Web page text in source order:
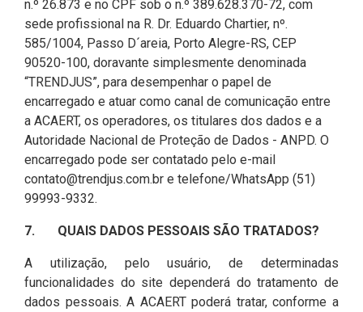
n.º 26.873 e no CPF sob o n.º 389.628.370-72, com
sede profissional na R. Dr. Eduardo Chartier, nº.
585/1004, Passo D´areia, Porto Alegre-RS, CEP
90520-100, doravante simplesmente denominada
“TRENDJUS”, para desempenhar o papel de
encarregado e atuar como canal de comunicação entre
a ACAERT, os operadores, os titulares dos dados e a
Autoridade Nacional de Proteção de Dados - ANPD. O
encarregado pode ser contatado pelo e-mail
contato@trendjus.com.br e telefone/WhatsApp (51)
99993-9332.
7. QUAIS DADOS PESSOAIS SÃO TRATADOS?
A utilização, pelo usuário, de determinadas
funcionalidades do site dependerá do tratamento de
dados pessoais. A ACAERT poderá tratar, conforme a